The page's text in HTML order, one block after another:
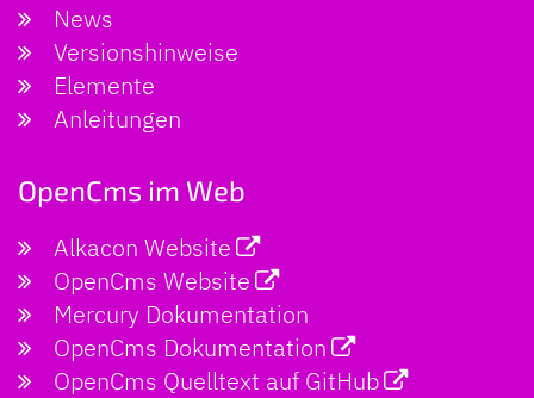
News
Versionshinweise
Elemente
Anleitungen
OpenCms im Web
Alkacon Website
OpenCms Website
Mercury Dokumentation
OpenCms Dokumentation
OpenCms Quelltext auf GitHub